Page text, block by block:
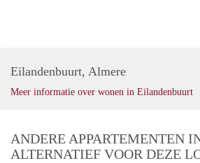
Eilandenbuurt, Almere
Meer informatie over wonen in Eilandenbuurt
ANDERE APPARTEMENTEN
ALTERNATIEF VOOR DEZE